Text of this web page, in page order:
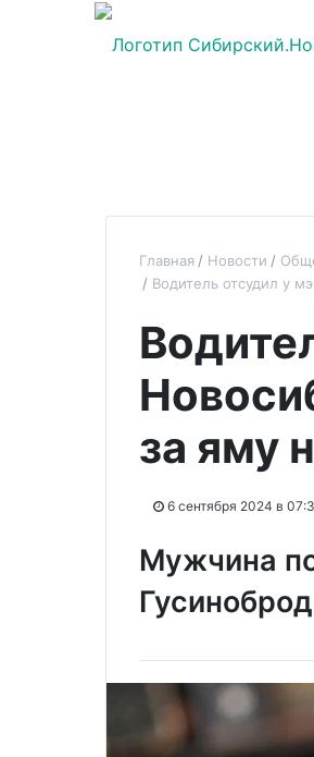
Главная Новости
Водитель отсудил у
за яму
6 сентября 2024 в
Мужчина